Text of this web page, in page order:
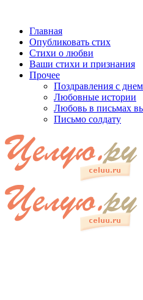
Главная
Опубликовать стих
Стихи о любви
Ваши стихи и признания
Прочее
Поздравления с
Любовные истории
Любовь в письмах
Письмо солдату